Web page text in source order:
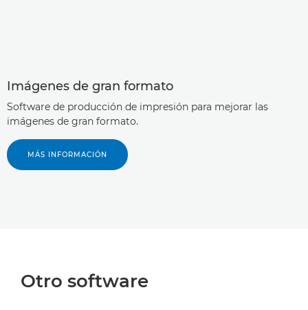
Imágenes de gran formato
Software de producción de impresión para mejorar las
imágenes de gran formato.
MÁS INFORMACIÓN
Otro software